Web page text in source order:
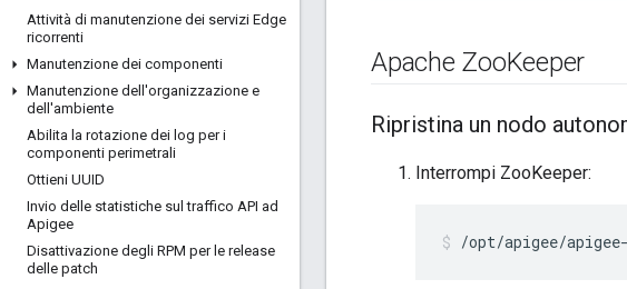
Attività di manutenzione dei servizi Edge
ricorrenti
Manutenzione dei componenti
Manutenzione dell'organizzazione e
dell'ambiente
Abilita la rotazione dei log per i
componenti perimetrali
Ottieni UUID
Invio delle statistiche sul traffico API ad
Apigee
Disattivazione degli RPM per le release
delle patch
Apache ZooKeeper
Ripristina un nodo
Interrompi ZooKeeper:
/opt/apigee/